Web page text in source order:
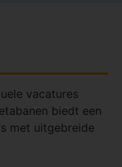
vacatures
biedt een
met uitgebreide